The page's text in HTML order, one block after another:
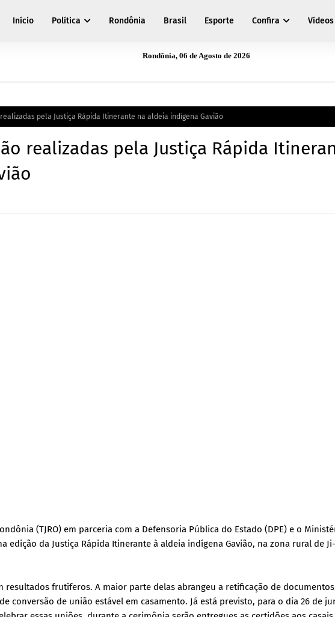
Início Política Rondônia Brasil Esporte Confira Vídeos
Rondônia, 06 de Agosto de 2026
pela Justiça Rápida Itinerante na aldeia indígena Gavião
realizadas pela Justiça Rápida
(TJRO) em parceria com a Defensoria Pública do Estado (DPE) e o
edição da Justiça Rápida Itinerante à aldeia indígena Gavião, na zona rural de Ji-
resultados frutíferos. A maior parte delas abrangeu a retificação de
conversão de união estável em casamento. Já está previsto, para o dia 26 de